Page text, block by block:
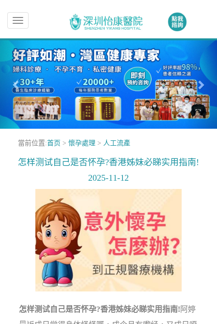
Toggle
navigation
當前位置:首页 > 懷孕處理 > 人工流產
怎样测试自己是否怀孕?香港姊妹必睇实用指南!
2025-11-12
怎样测试自己是否怀孕?香港姊妹必睇实用指南! 阿婷